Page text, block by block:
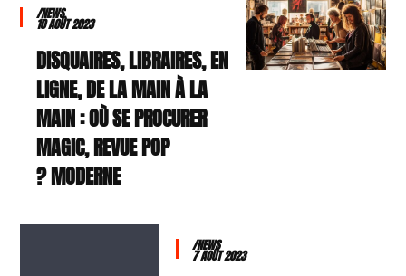
/NEWS
10 AOÛT 2023
DISQUAIRES, LIBRAIRES, EN
LIGNE, DE LA MAIN À LA
MAIN : OÙ SE PROCURER
MAGIC, REVUE POP
MODERNE ?
/NEWS
7 AOÛT 2023